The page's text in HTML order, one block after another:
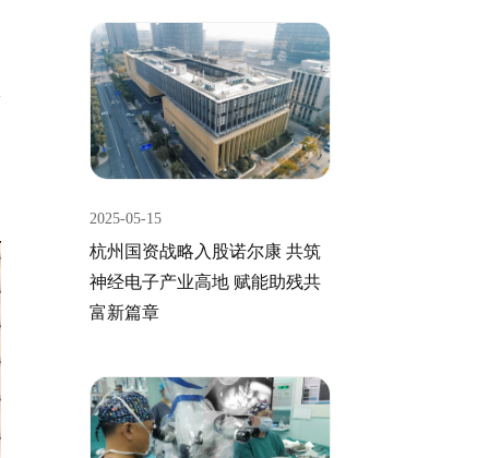
2025-05-15
杭州国资战略入股诺尔康 共筑
神经电子产业高地 赋能助残共
富新篇章